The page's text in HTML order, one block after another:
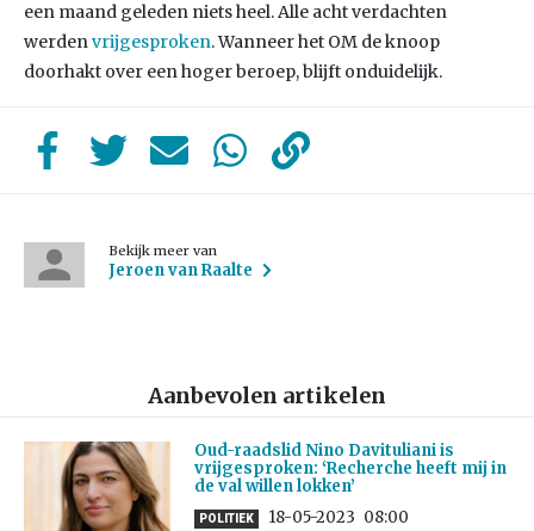
een maand geleden niets heel. Alle acht verdachten
werdenvrijgesproken. Wanneer het OM de knoop
doorhakt over een hoger beroep, blijft onduidelijk.
Bekijk meer van
Jeroen van Raalte
Aanbevolen artikelen
Oud-raadslid Nino Davituliani is
vrijgesproken: ‘Recherche heeft mij in
de val willen lokken’
POLITIEK 18-05-2023 08:00